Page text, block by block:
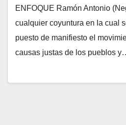
ENFOQUE Ramón Antonio
cualquier coyuntura en la cual
puesto de manifiesto el
causas justas de los pueblos